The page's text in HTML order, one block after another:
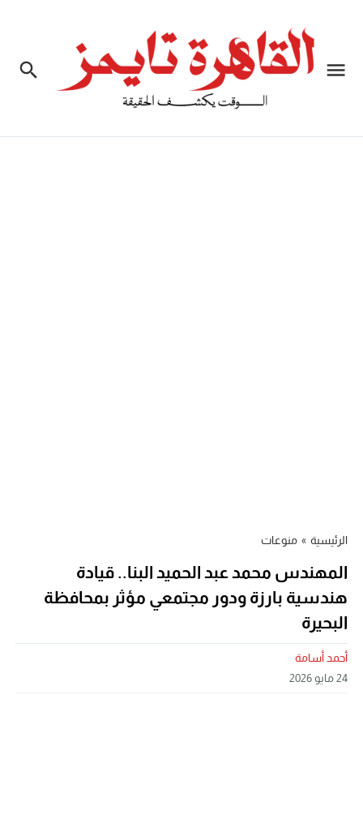
الرئيسية » منوعات
المهندس محمد عبد الحميد البنا.. قيادة
هندسية بارزة ودور مجتمعي مؤثر بمحافظة
البحيرة
أحمد أسامة
24 مايو 2026